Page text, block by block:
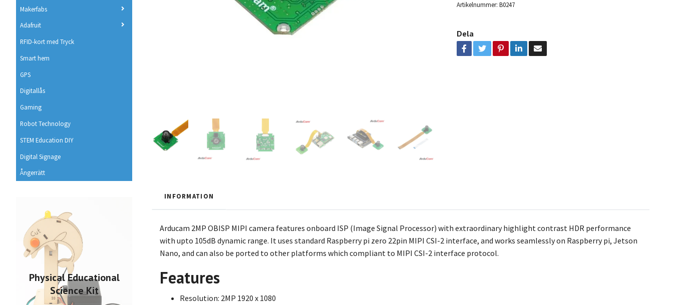
Makerfabs
Adafruit
RFID-kort med Tryck
Smart hem
GPS
Digitallås
Gaming
Robot Technology
STEM Education DIY
Digital Signage
Ångerrätt
Physical Educational
Science Kit
Artikelnummer: B0247
Dela
INFORMATION
Arducam 2MP OBISP MIPI camera features onboard ISP (Image Signal Processor) with extraordinary highlight contrast HDR performance
with upto 105dB dynamic range. It uses standard Raspberry pi zero 22pin MIPI CSI-2 interface, and works seamlessly on Raspberry pi, Jetson
Nano, and can also be ported to other platforms which compliant to MIPI CSI-2 interface protocol.
Features
Resolution: 2MP 1920 x 1080